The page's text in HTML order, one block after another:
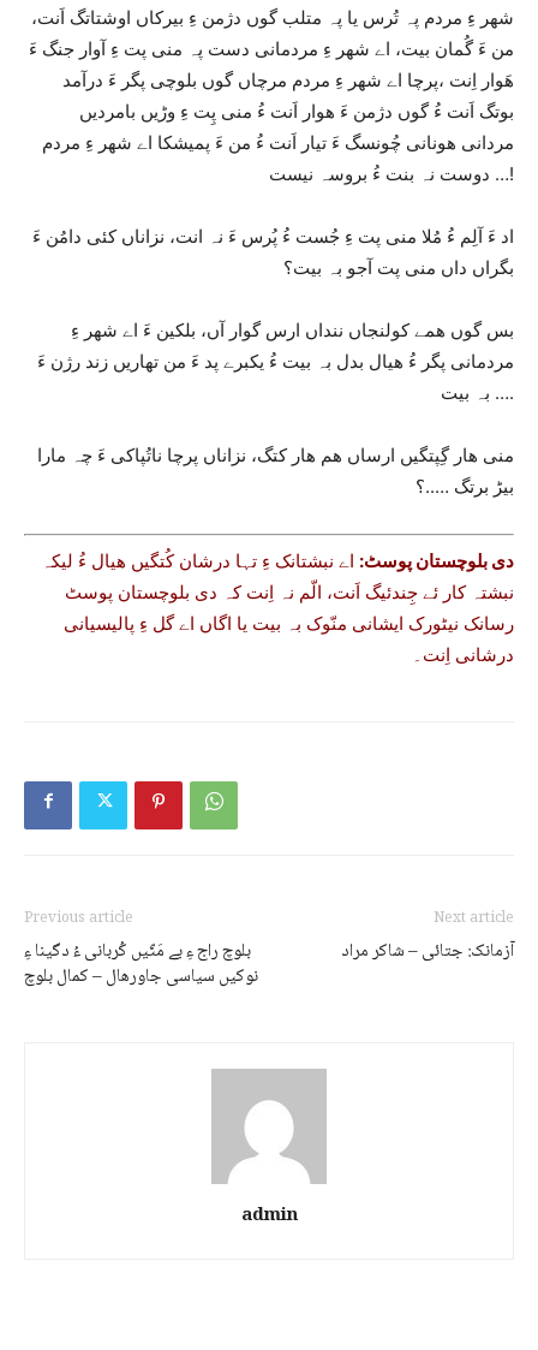
شھر ءِ مردم پہ تُرس یا پہ متلب گوں دژمن ءِ بیرکاں اوشتاتگ اَنت،
من ءَ گُمان بیت، اے شھر ءِ مردمانی دست پہ منی پت ءِ آوار جنگ ءَ
ھَوار اِنت ،پرچا اے شھر ءِ مردم مرچاں گوں بلوچی پگر ءَ درآمد
بوتگ اَنت ءُ گوں دژمن ءَ ھوار اَنت ءُ منی پِت ءِ وڑیں بامردیں
مردانی ھونانی چُونسگ ءَ تیار اَنت ءُ من ءَ پمیشکا اے شھر ءِ مردم
دوست نہ بنت ءُ بروسہ نیست …!
اد ءَ آلِم ءُ مُلا منی پت ءِ جُست ءُ پُرس ءَ نہ انت، نزاناں کئی دامُن ءَ
بگراں داں منی پت آجو بہ بیت؟
بس گوں ھمے کولنجاں ننداں ارس گوار آں، بلکین ءَ اے شھر ءِ
مردمانی پگر ءُ ھیال بدل بہ بیت ءُ یکبرے پد ءَ من تھاریں زند رژن ءَ
بہ بیت ….
منی ھار گِپتگیں ارساں ھم ھار کتگ، نزاناں پرچا ناتُپاکی ءَ چہ مارا
بیڑ برتگ …..؟
دی بلوچستان پوسٹ: اے نبشتانک ءِ تہا درشان کُتگیں ھیال ءُ لیکہ
نبشتہ کار ئے جِندئیگ اَنت، الّم نہ اِنت کہ دی بلوچستان پوسٹ
رسانک نیٹورک ایشانی منّوک بہ بیت یا اگاں اے گل ءِ پالیسیانی
درشانی اِنت۔
Previous article
نوکیں سیاسی جاورھال – کمال بلوچ
Next article
آزمانک: جتائی – شاکر مراد
admin